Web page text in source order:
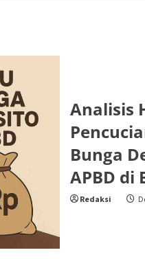
Analisis
Bunga
APBD di
Redaksi